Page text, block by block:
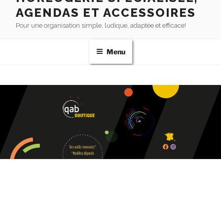
AGENDAS ET ACCESSOIRES
Pour une organisation simple, ludique, adaptée et efficace!
Menu